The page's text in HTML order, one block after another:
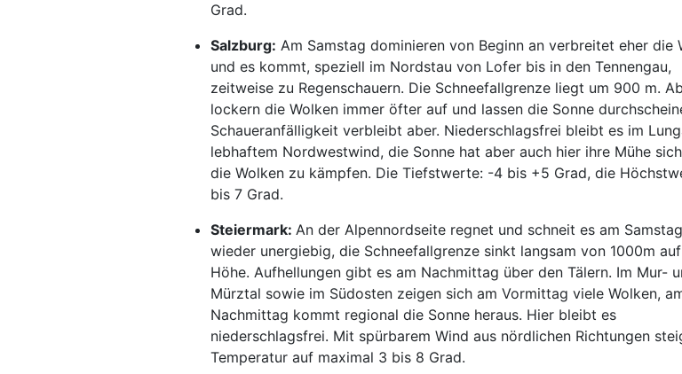
Grad.
Salzburg: Am Samstag dominieren von Beginn an verbreitet eher die
und es kommt, speziell im Nordstau von Lofer bis in den Tennengau,
zeitweise zu Regenschauern. Die Schneefallgrenze liegt um 900 m.
lockern die Wolken immer öfter auf und lassen die Sonne
Schaueranfälligkeit verbleibt aber. Niederschlagsfrei bleibt es im
lebhaftem Nordwestwind, die Sonne hat aber auch hier ihre Mühe
die Wolken zu kämpfen. Die Tiefstwerte: -4 bis +5 Grad, die
bis 7 Grad.
Steiermark: An der Alpennordseite regnet und schneit es am
wieder unergiebig, die Schneefallgrenze sinkt langsam von 1000m
Höhe. Aufhellungen gibt es am Nachmittag über den Tälern. Im Mur-
Mürztal sowie im Südosten zeigen sich am Vormittag viele Wolken,
Nachmittag kommt regional die Sonne heraus. Hier bleibt es
niederschlagsfrei. Mit spürbarem Wind aus nördlichen Richtungen
Temperatur auf maximal 3 bis 8 Grad.